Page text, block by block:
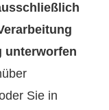
unterworfen
Sie in